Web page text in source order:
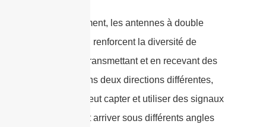
Deuxièmement, les antennes à double
polarisation renforcent la diversité de
signal. En transmettant et en recevant des
signaux dans deux directions différentes,
l’antenne peut capter et utiliser des signaux
qui peuvent arriver sous différents angles